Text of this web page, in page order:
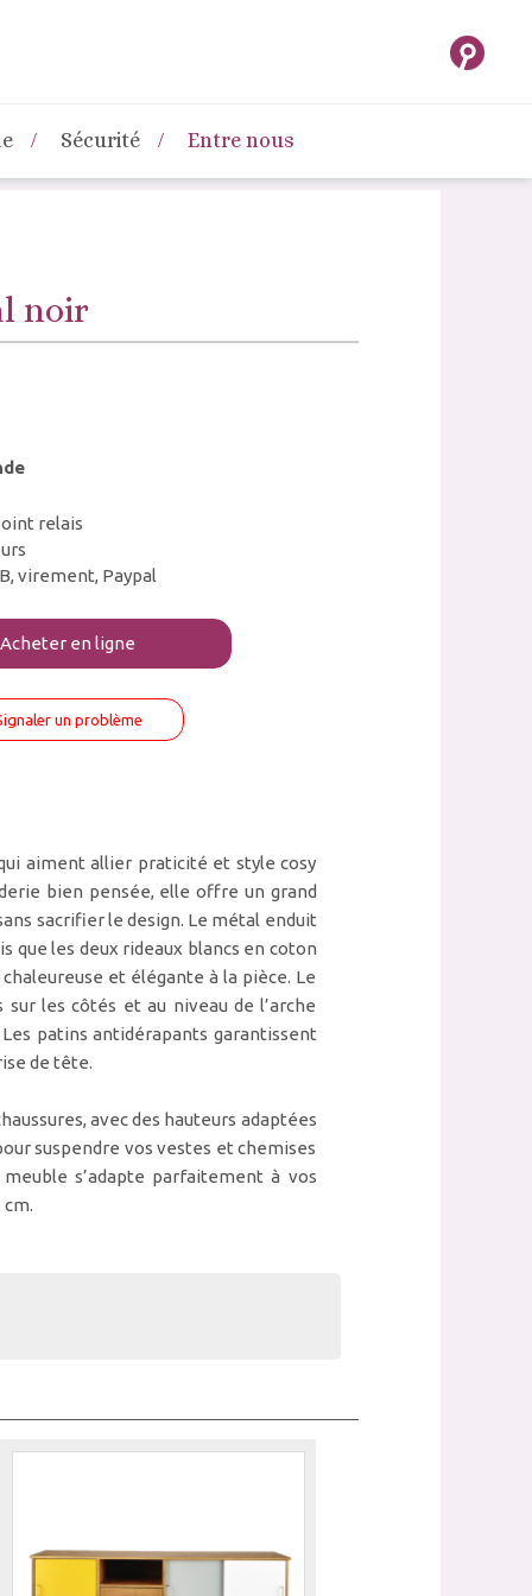
Sécurité Entre nous
noir
relais
virement, Paypal
Acheter en ligne
un problème
aiment allier praticité et style cosy
bien pensée, elle offre un grand
sacrifier le design. Le métal enduit
que les deux rideaux blancs en coton
et élégante à la pièce. Le
les côtés et au niveau de l’arche
patins antidérapants garantissent
de tête.
avec des hauteurs adaptées
suspendre vos vestes et chemises
s’adapte parfaitement à vos